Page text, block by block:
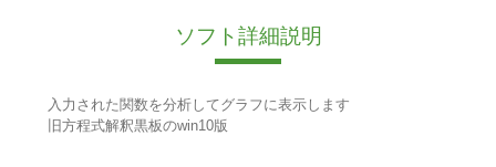
ソフト詳細説明
入力された関数を分析してグラフに表示します
旧方程式解釈黒板のwin10版